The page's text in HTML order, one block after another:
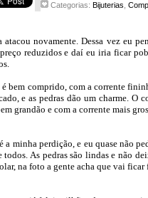
Categorias: Bijuterias
novamente. Dessa vez eu
reduzidos e daí eu iria ficar
bem comprido, com a corrente
e as pedras dão um charme. O
grandão e com a corrente mais
a minha perdição, e eu quase não
todos. As pedras são lindas e não
na foto a gente acha que vai ficar